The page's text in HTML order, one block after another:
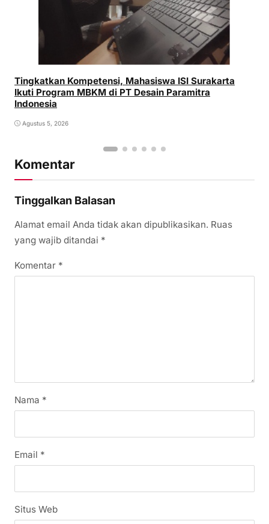
Tingkatkan Kompetensi, Mahasiswa ISI Surakarta
Ikuti Program MBKM di PT Desain Paramitra
Indonesia
Agustus 5, 2026
Komentar
Tinggalkan Balasan
Alamat email Anda tidak akan dipublikasikan. Ruas
yang wajib ditandai *
Komentar *
Nama *
Email *
Situs Web